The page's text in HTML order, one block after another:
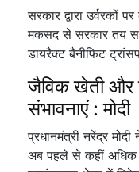
सरकार द्वारा उर्वरकों
मकसद से सरकार तय
डायरैक्ट बैनीफिट
जैविक खेती और
संभावनाएं : मोदी
प्रधानमंत्री नरेंद्र
अब पहले से कहीं अधिक